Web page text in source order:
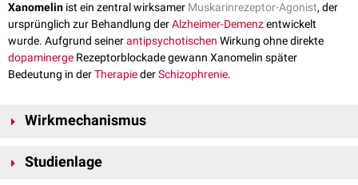
Xanomelin ist ein zentral wirksamer Muskarinrezeptor-Agonist, der
ursprünglich zur Behandlung derAlzheimer-Demenzentwickelt
wurde. Aufgrund seinerantipsychotischen Wirkung ohne direkte
dopaminerge Rezeptorblockade gewann Xanomelin später
Bedeutung in derTherapiederSchizophrenie.
Wirkmechanismus
Acetylcholinrezeptoren
Studienlage